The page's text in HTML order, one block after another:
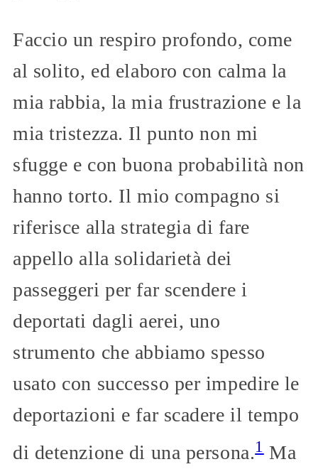
Faccio un respiro profondo, come
al solito, ed elaboro con calma la
mia rabbia, la mia frustrazione e la
mia tristezza. Il punto non mi
sfugge e con buona probabilità non
hanno torto. Il mio compagno si
riferisce alla strategia di fare
appello alla solidarietà dei
passeggeri per far scendere i
deportati dagli aerei, uno
strumento che abbiamo spesso
usato con successo per impedire le
deportazioni e far scadere il tempo
di detenzione di una persona.1 Ma